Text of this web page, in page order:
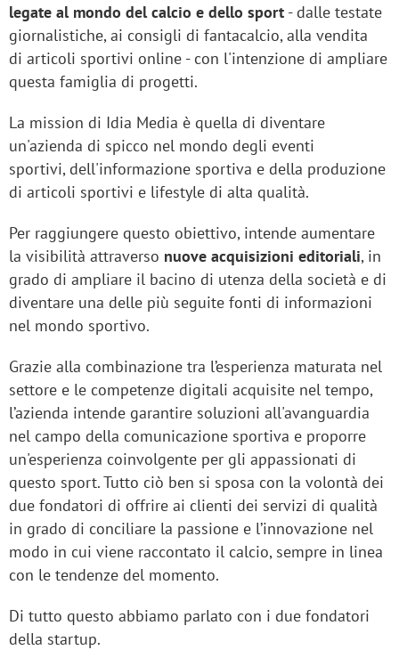
legate al mondo del calcio e dello sport - dalle testate
giornalistiche, ai consigli di fantacalcio, alla vendita
di articoli sportivi online - con l'intenzione di ampliare
questa famiglia di progetti.
La mission di Idia Media è quella di diventare
un'azienda di spicco nel mondo degli eventi
sportivi, dell'informazione sportiva e della produzione
di articoli sportivi e lifestyle di alta qualità.
Per raggiungere questo obiettivo, intende aumentare
la visibilità attraverso nuove acquisizioni editoriali, in
grado di ampliare il bacino di utenza della società e di
diventare una delle più seguite fonti di informazioni
nel mondo sportivo.
Grazie alla combinazione tra l’esperienza maturata nel
settore e le competenze digitali acquisite nel tempo,
l’azienda intende garantire soluzioni all'avanguardia
nel campo della comunicazione sportiva e proporre
un'esperienza coinvolgente per gli appassionati di
questo sport. Tutto ciò ben si sposa con la volontà dei
due fondatori di offrire ai clienti dei servizi di qualità
in grado di conciliare la passione e l’innovazione nel
modo in cui viene raccontato il calcio, sempre in linea
con le tendenze del momento.
Di tutto questo abbiamo parlato con i due fondatori
della startup.